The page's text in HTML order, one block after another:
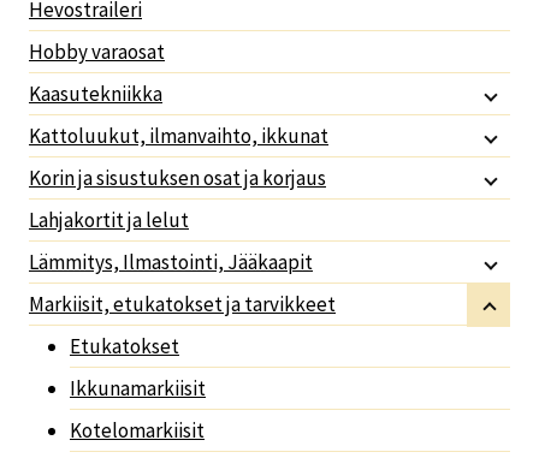
Hevostraileri
Hobby varaosat
Kaasutekniikka
Kattoluukut, ilmanvaihto, ikkunat
Korin ja sisustuksen osat ja korjaus
Lahjakortit ja lelut
Lämmitys, Ilmastointi, Jääkaapit
Markiisit, etukatokset ja tarvikkeet
Etukatokset
Ikkunamarkiisit
Kotelomarkiisit